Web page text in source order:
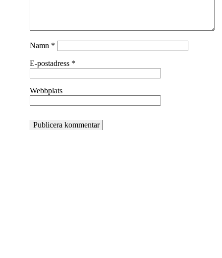
Namn *
E-postadress *
Webbplats